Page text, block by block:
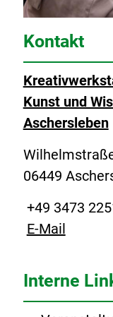
Kontakt
Kunst und
Aschersleben
06449
+49 3473
E-Mail
Interne